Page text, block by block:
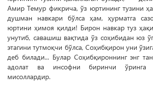
Амир Темур фикрича, ўз юрти­нинг тузини
душман навкари бўлса ҳам, ҳурматга
юртини ҳимоя қилди! Бирон навкар туз
унутиб, савашиш вақтида ўз соҳибидан юз
этагини тутмоқчи бўлса, Соҳибқирон уни
деб билади... Булар Соҳибқироннинг энг
адолат ва инсофни биринчи ўринга
мисоллардир.